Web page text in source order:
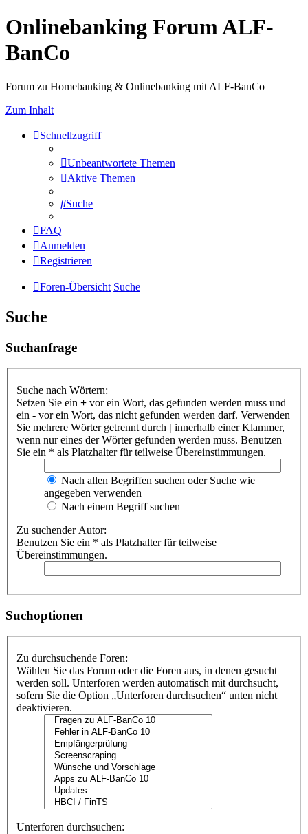
Onlinebanking Forum ALF-
BanCo
Forum zu Homebanking & Onlinebanking mit ALF-BanCo
Zum Inhalt
Schnellzugriff
Unbeantwortete Themen
Aktive Themen
Suche
FAQ
Anmelden
Registrieren
Foren-Übersicht Suche
Suche
Suchanfrage
Suche nach Wörtern:
Setzen Sie ein + vor ein Wort, das gefunden werden muss und
ein - vor ein Wort, das nicht gefunden werden darf. Verwenden
Sie mehrere Wörter getrennt durch | innerhalb einer Klammer,
wenn nur eines der Wörter gefunden werden muss. Benutzen
Sie ein * als Platzhalter für teilweise Übereinstimmungen.
Nach allen Begriffen suchen oder Suche wie
angegeben verwenden
Nach einem Begriff suchen
Zu suchender Autor:
Benutzen Sie ein * als Platzhalter für teilweise
Übereinstimmungen.
Suchoptionen
Zu durchsuchende Foren:
Wählen Sie das Forum oder die Foren aus, in denen gesucht
werden soll. Unterforen werden automatisch mit durchsucht,
sofern Sie die Option „Unterforen durchsuchen“ unten nicht
deaktivieren.
Unterforen durchsuchen: